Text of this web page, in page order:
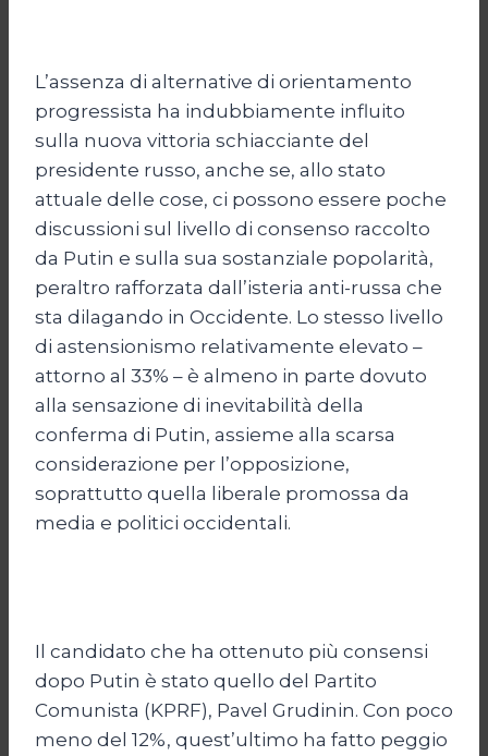
L’assenza di alternative di orientamento
progressista ha indubbiamente influito
sulla nuova vittoria schiacciante del
presidente russo, anche se, allo stato
attuale delle cose, ci possono essere poche
discussioni sul livello di consenso raccolto
da Putin e sulla sua sostanziale popolarità,
peraltro rafforzata dall’isteria anti-russa che
sta dilagando in Occidente. Lo stesso livello
di astensionismo relativamente elevato –
attorno al 33% – è almeno in parte dovuto
alla sensazione di inevitabilità della
conferma di Putin, assieme alla scarsa
considerazione per l’opposizione,
soprattutto quella liberale promossa da
media e politici occidentali.
Il candidato che ha ottenuto più consensi
dopo Putin è stato quello del Partito
Comunista (KPRF), Pavel Grudinin. Con poco
meno del 12%, quest’ultimo ha fatto peggio